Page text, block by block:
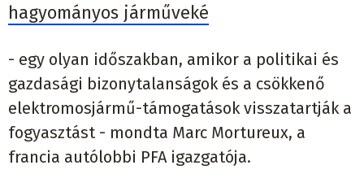
hagyományos járműveké
- egy olyan időszakban, amikor a politikai és
gazdasági bizonytalanságok és a csökkenő
elektromosjármű-támogatások visszatartják a
fogyasztást - mondta Marc Mortureux, a
francia autólobbi PFA igazgatója.